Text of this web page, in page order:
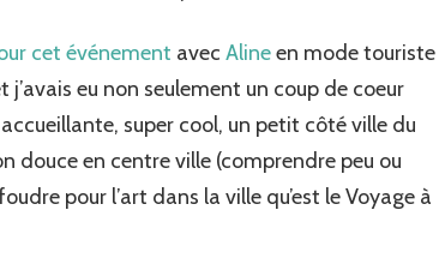
cet événement avec Alineen mode touriste
j’avais eu non seulement un coup de coeur
super cool, un petit côté ville du
douce en centre ville (comprendre peu ou
pour l’art dans la ville qu’est le Voyage à